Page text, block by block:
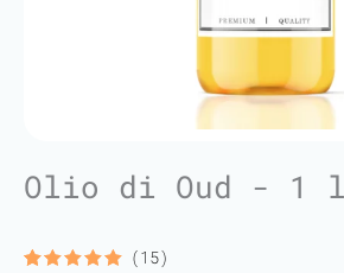
Olio di Oud - 1
(15)